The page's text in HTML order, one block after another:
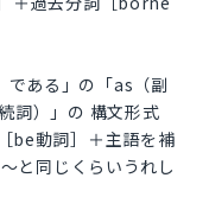
である」の「as（副
詞）」の 構文形式
be動詞］＋主語を補
と同じくらいうれし